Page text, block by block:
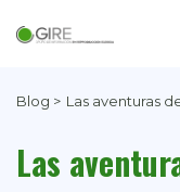
Blog > Las aventuras
Las